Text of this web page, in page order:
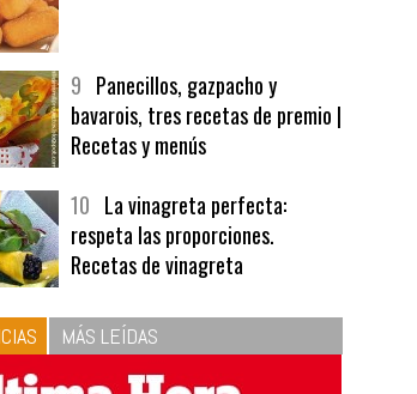
bavarois, tres recetas de premio |
Recetas y menús
respeta las proporciones.
Recetas de vinagreta